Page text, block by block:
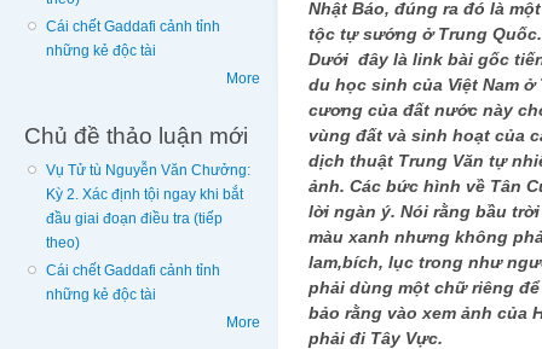
Cái chết Gaddafi cảnh tỉnh
những kẻ độc tài
More
Chủ đề thảo luận mới
Vụ Tử tù Nguyễn Văn Chưởng:
Kỳ 2. Xác định tội ngay khi bắt
đầu giai đoạn điều tra (tiếp
theo)
Cái chết Gaddafi cảnh tỉnh
những kẻ độc tài
More
Nhật Báo, đúng ra đó là
tộc tự sướng ở Trung Quốc.
Dưới đây là link bài gốc
du học sinh của Việt Nam
cương của đất nước này
vùng đất và sinh hoạt của
dịch thuật Trung Văn tự
ảnh. Các bức hình về Tân
lời ngàn ý. Nói rằng bầu
màu xanh nhưng không
lam,bích, lục trong như
phải dùng một chữ riêng
bảo rằng vào xem ảnh của
phải đi Tây Vực.